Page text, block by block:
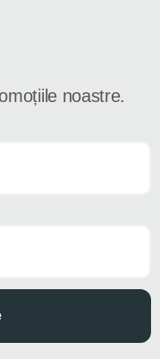
noastre.